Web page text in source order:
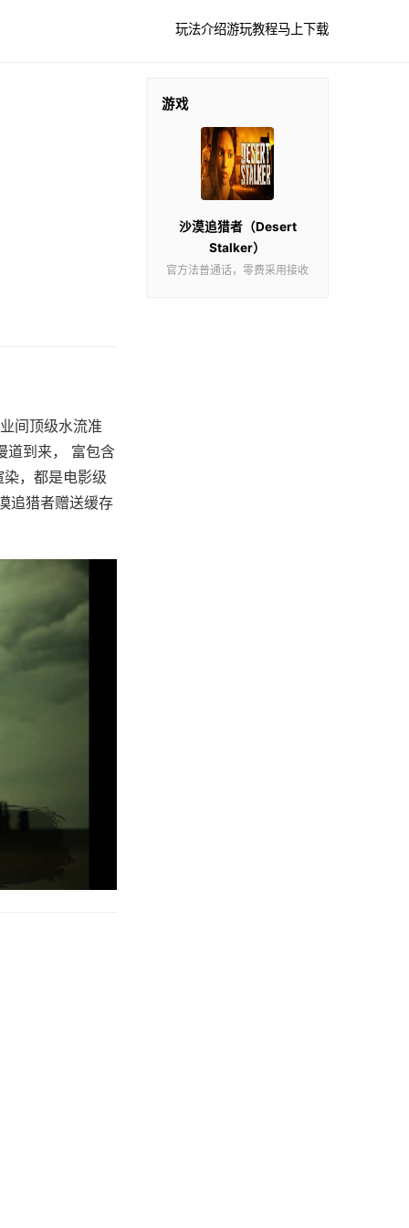
玩法介绍游玩教程马上下载
间顶级水流准
道到来， 富包含
，都是电影级
追猎者赠送缓存
游戏
沙漠追猎者（Desert
Stalker）
官方法普通话，零费采用接收